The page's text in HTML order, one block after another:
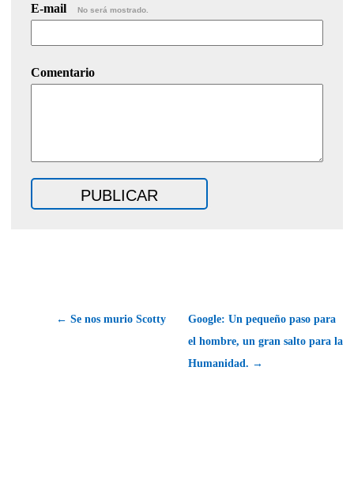
E-mail No será mostrado.
Comentario
← Se nos murio Scotty
Google: Un pequeño paso para
el hombre, un gran salto para la
Humanidad. →